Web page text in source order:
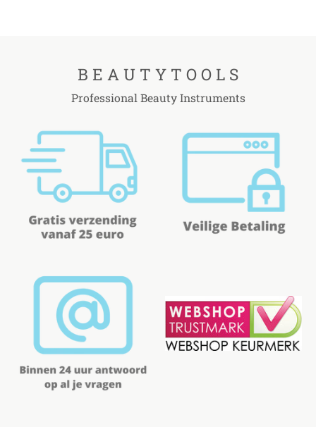
B E A U T Y T O O L S
Professional Beauty Instruments